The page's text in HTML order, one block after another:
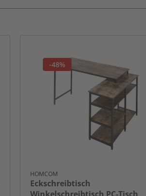
-48%
HOMCOM
Eckschreibtisch